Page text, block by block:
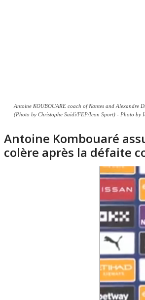
Antoine KOUBOUARE coach of Nantes and Alexandre
(Photo by Christophe Saidi/FEP/Icon Sport) - Photo by
Antoine Kombouaré
colère après la défaite